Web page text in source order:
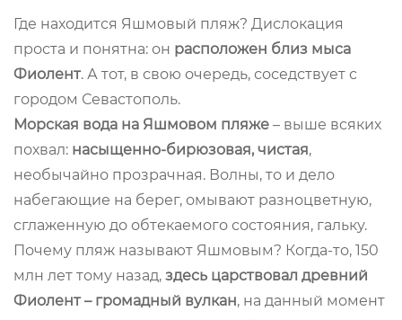
Где находится Яшмовый пляж? Дислокация
проста и понятна: он расположен близ мыса
Фиолент. А тот, в свою очередь, соседствует с
городом Севастополь.
Морская вода на Яшмовом пляже – выше всяких
похвал: насыщенно-бирюзовая, чистая,
необычайно прозрачная. Волны, то и дело
набегающие на берег, омывают разноцветную,
сглаженную до обтекаемого состояния, гальку.
Почему пляж называют Яшмовым? Когда-то, 150
млн лет тому назад, здесь царствовал древний
Фиолент – громадный вулкан, на данный момент